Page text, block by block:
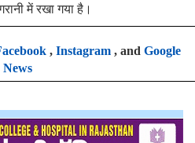
में रखा गया है।
, Instagram, and Google
News